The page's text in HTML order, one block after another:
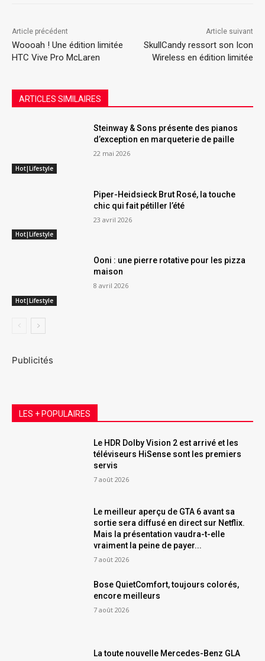
Article précédent
Woooah ! Une édition limitée
HTC Vive Pro McLaren
Article suivant
SkullCandy ressort son Icon
Wireless en édition limitée
ARTICLES SIMILAIRES
Hot|Lifestyle
Steinway & Sons présente des pianos
d’exception en marqueterie de paille
22 mai 2026
Hot|Lifestyle
Piper-Heidsieck Brut Rosé, la touche
chic qui fait pétiller l’été
23 avril 2026
Hot|Lifestyle
Ooni : une pierre rotative pour les pizza
maison
8 avril 2026
Publicités
LES + POPULAIRES
Le HDR Dolby Vision 2 est arrivé et les
téléviseurs HiSense sont les premiers
servis
7 août 2026
Le meilleur aperçu de GTA 6 avant sa
sortie sera diffusé en direct sur Netflix.
Mais la présentation vaudra-t-elle
vraiment la peine de payer...
7 août 2026
Bose QuietComfort, toujours colorés,
encore meilleurs
7 août 2026
La toute nouvelle Mercedes-Benz GLA